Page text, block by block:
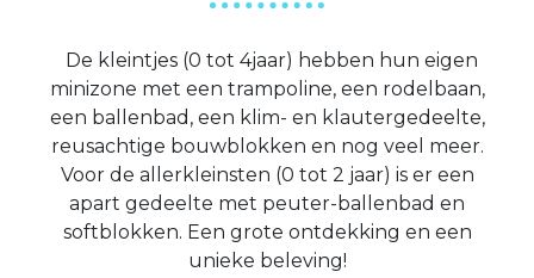
De kleintjes (0 tot 4jaar) hebben hun eigen
minizone met een trampoline, een rodelbaan,
een ballenbad, een klim- en klautergedeelte,
reusachtige bouwblokken en nog veel meer.
Voor de allerkleinsten (0 tot 2 jaar) is er een
apart gedeelte met peuter-ballenbad en
softblokken. Een grote ontdekking en een
unieke beleving!